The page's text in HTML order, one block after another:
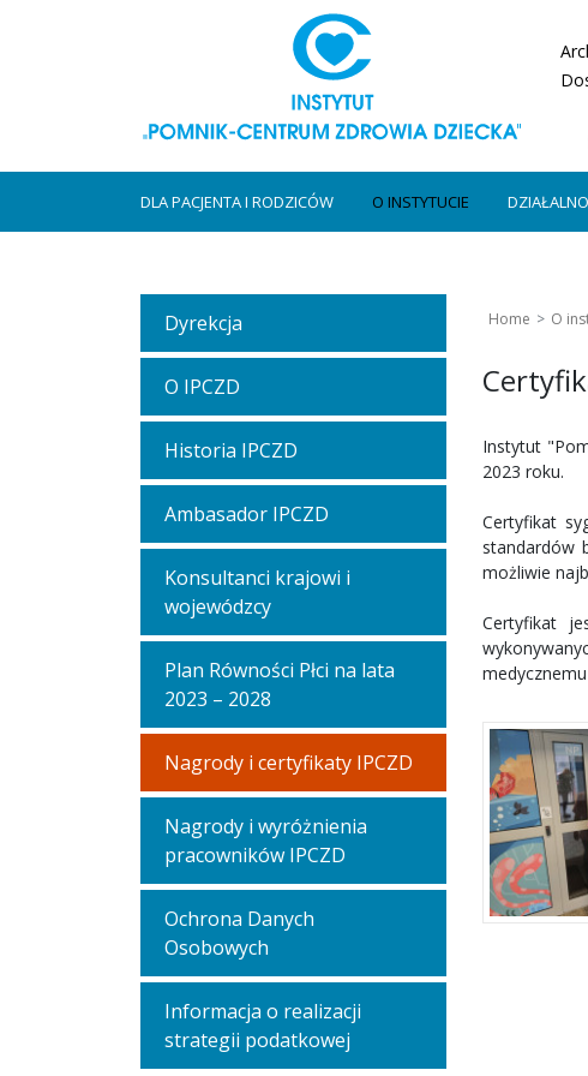
DLA PACJENTA I RODZICÓW O INSTYTUCIE
Dyrekcja
O IPCZD
Historia IPCZD
Ambasador IPCZD
Konsultanci krajowi i
wojewódzcy
Plan Równości Płci na lata
2023 – 2028
Nagrody i certyfikaty IPCZD
Nagrody i wyróżnienia
pracowników IPCZD
Ochrona Danych
Osobowych
Informacja o realizacji
strategii podatkowej
Home O
Instytut
2023 roku.
Certyfikat
standardów
możliwie
Certyfikat